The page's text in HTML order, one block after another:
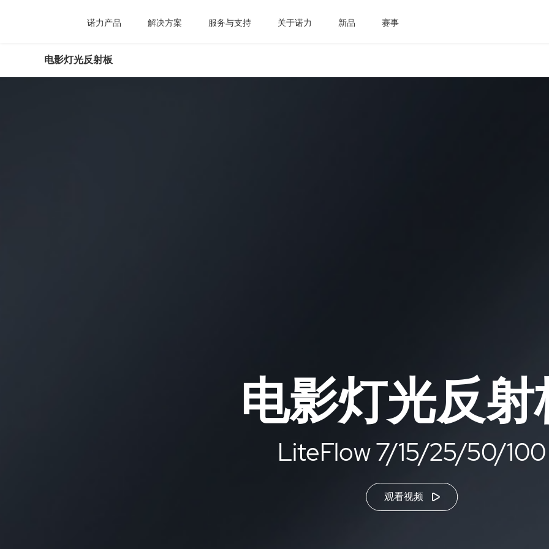
诺力产品 解决方案 服务与支持 关于诺力 新品 赛事
电影灯光反射板
电影灯光反射
LiteFlow 7/15/25/50/100
观看视频